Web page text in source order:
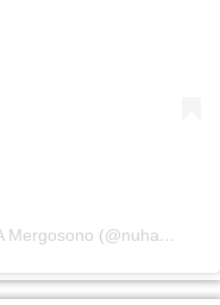
A post shared by PPSS NURUL HUDA Mergosono (@nuhamergosono)